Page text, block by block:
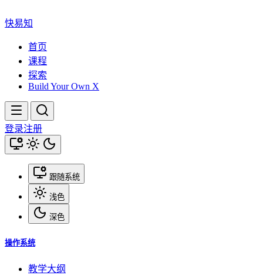
快易知
首页
课程
探索
Build Your Own X
登录注册
跟随系统
浅色
深色
操作系统
教学大纲